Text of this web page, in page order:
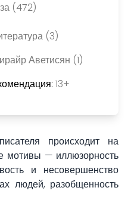
(472)
(3)
Аветисян (1)
13+
происходит на
мотивы — иллюзорность
и несовершенство
людей, разобщенность